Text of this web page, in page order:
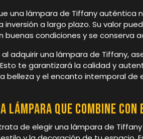
una lámpara de Tiffany auténtica
inversión a largo plazo. Su valor
buenas condiciones y se conserva
al adquirir una lámpara de Tiffany,
te garantizará la calidad y
belleza y el encanto intemporal
lámpara que combine
de elegir una lámpara de